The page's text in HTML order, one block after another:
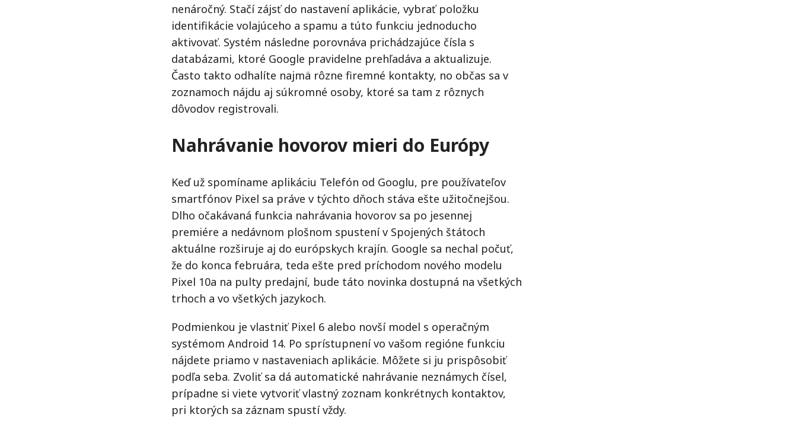
nenáročný. Stačí zájsť do nastavení aplikácie, vybrať položku
identifikácie volajúceho a spamu a túto funkciu jednoducho
aktivovať. Systém následne porovnáva prichádzajúce čísla s
databázami, ktoré Google pravidelne prehľadáva a aktualizuje.
Často takto odhalíte najmä rôzne firemné kontakty, no občas sa v
zoznamoch nájdu aj súkromné osoby, ktoré sa tam z rôznych
dôvodov registrovali.
Nahrávanie hovorov mieri do Európy
Keď už spomíname aplikáciu Telefón od Googlu, pre používateľov
smartfónov Pixel sa práve v týchto dňoch stáva ešte užitočnejšou.
Dlho očakávaná funkcia nahrávania hovorov sa po jesennej
premiére a nedávnom plošnom spustení v Spojených štátoch
aktuálne rozširuje aj do európskych krajín. Google sa nechal počuť,
že do konca februára, teda ešte pred príchodom nového modelu
Pixel 10a na pulty predajní, bude táto novinka dostupná na všetkých
trhoch a vo všetkých jazykoch.
Podmienkou je vlastniť Pixel 6 alebo novší model s operačným
systémom Android 14. Po sprístupnení vo vašom regióne funkciu
nájdete priamo v nastaveniach aplikácie. Môžete si ju prispôsobiť
podľa seba. Zvoliť sa dá automatické nahrávanie neznámych čísel,
prípadne si viete vytvoriť vlastný zoznam konkrétnych kontaktov,
pri ktorých sa záznam spustí vždy.